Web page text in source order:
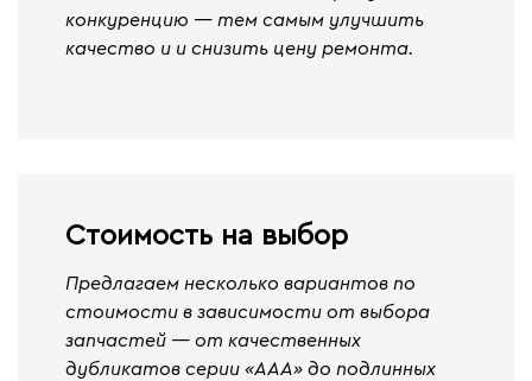
конкуренцию — тем самым улучшить
качество и и снизить цену ремонта.
Стоимость на выбор
Предлагаем несколько вариантов по
стоимости в зависимости от выбора
запчастей — от качественных
дубликатов серии «ААА» до подлинных